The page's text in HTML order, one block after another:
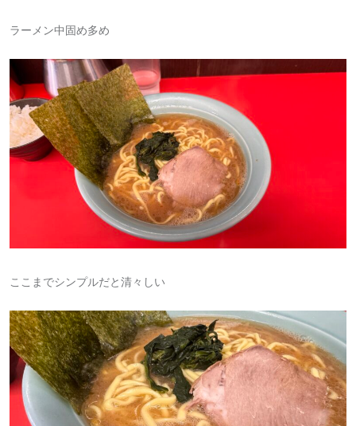
ラーメン中固め多め
ここまでシンプルだと清々しい